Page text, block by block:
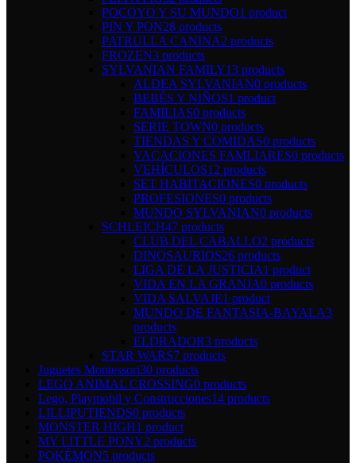
POCOYO Y SU MUNDO1 product
PIN Y PON28 products
PATRULLA CANINA2 products
FROZEN3 products
SYLVANIAN FAMILY13 products
ALDEA SYLVANIAN0 products
BEBÉS Y NIÑOS1 product
FAMILIAS0 products
SERIE TOWN0 products
TIENDAS Y COMIDAS0 products
VACACIONES FAMLIARES0 products
VEHÍCULOS12 products
SET HABITACIONES0 products
PROFESIONES0 products
MUNDO SYLVANIAN0 products
SCHLEICH47 products
CLUB DEL CABALLO2 products
DINOSAURIOS26 products
LIGA DE LA JUSTICIA1 product
VIDA EN LA GRANJA0 products
VIDA SALVAJE1 product
MUNDO DE FANTASIA-BAYALA3
products
ELDRADOR3 products
STAR WARS7 products
Juguetes Montessori30 products
LEGO ANIMAL CROSSING0 products
Lego, Playmobil y Construcciones14 products
LILLIPUTIENDS0 products
MONSTER HIGH1 product
MY LITTLE PONY2 products
POKÉMON5 products